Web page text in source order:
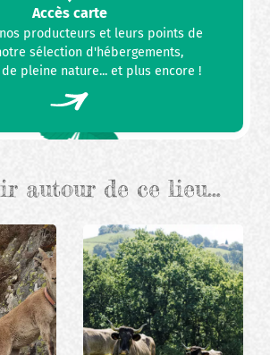
Accès carte
producteurs et leurs points de
sélection d'hébergements,
pleine nature... et plus encore !
autour de ce lieu…